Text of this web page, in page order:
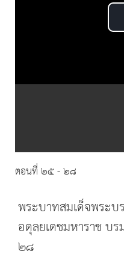
ตอนที่ ๒๕ - ๒๘
พระบาทสมเด็จพระ
อดุลยเดชมหาราช
๒๘